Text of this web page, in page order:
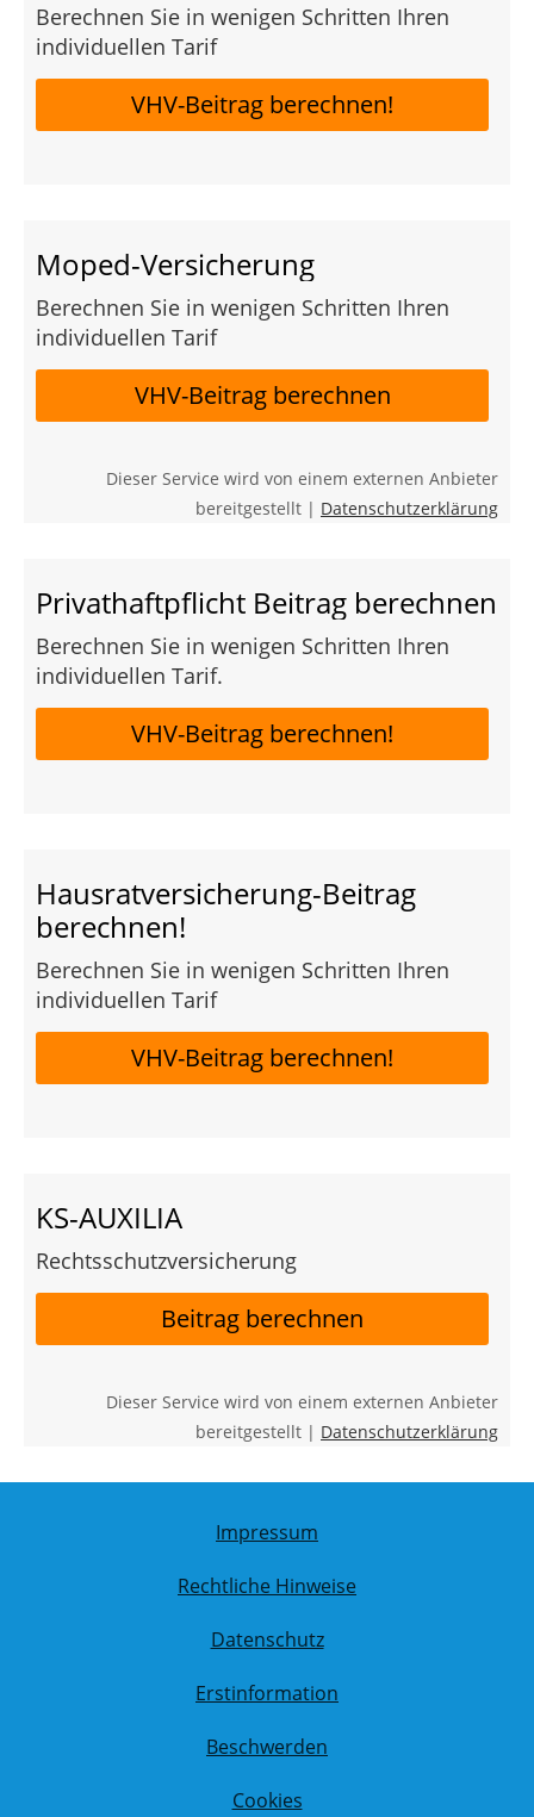
Berechnen Sie in wenigen Schritten Ihren
individuellen Tarif
VHV-Beitrag berechnen!
Moped-Versicherung
Berechnen Sie in wenigen Schritten Ihren
individuellen Tarif
VHV-Beitrag berechnen
Dieser Service wird von einem externen Anbieter
bereitgestellt | Datenschutzerklärung
Privathaftpflicht Beitrag berechnen
Berechnen Sie in wenigen Schritten Ihren
individuellen Tarif.
VHV-Beitrag berechnen!
Hausratversicherung-Beitrag
berechnen!
Berechnen Sie in wenigen Schritten Ihren
individuellen Tarif
VHV-Beitrag berechnen!
KS-AUXILIA
Rechtsschutzversicherung
Beitrag berechnen
Dieser Service wird von einem externen Anbieter
bereitgestellt | Datenschutzerklärung
Impressum
Rechtliche Hinweise
Datenschutz
Erstinformation
Beschwerden
Cookies